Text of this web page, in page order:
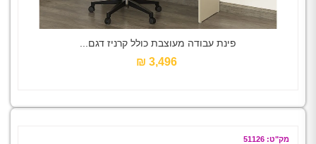
פינת עבודה מעוצבת כולל קרניז דגם...
3,496 ₪‎
מק"ט: 51126